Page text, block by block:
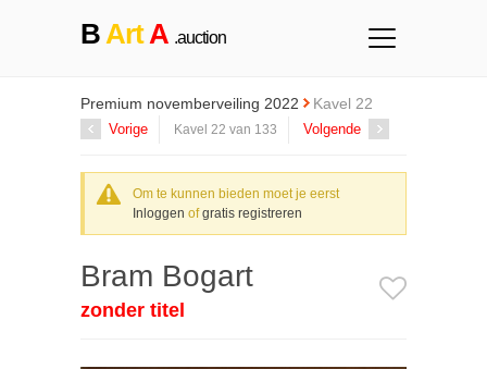
BArtA .auction
Premium novemberveiling 2022 Kavel 22
Vorige Kavel 22 van 133 Volgende
Om te kunnen bieden moet je eerst
Inloggen ofgratis registreren
Bram Bogart
zonder titel